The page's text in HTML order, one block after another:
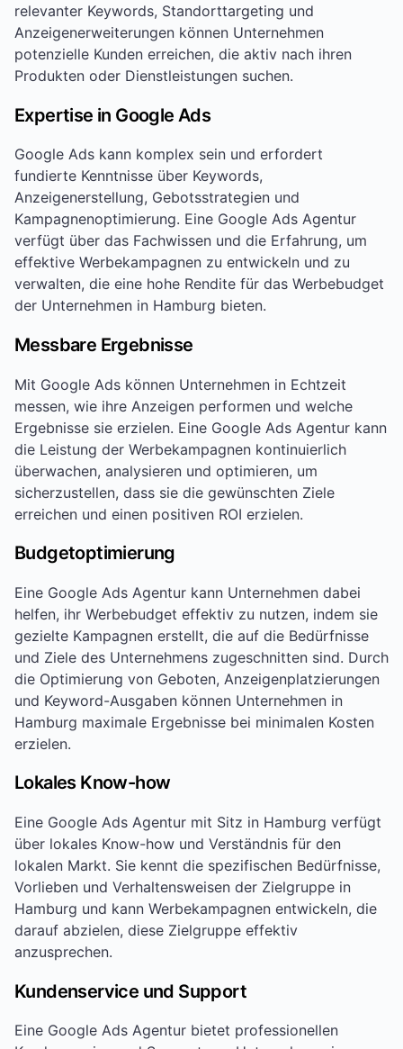
relevanter Keywords, Standorttargeting und
Anzeigenerweiterungen können Unternehmen
potenzielle Kunden erreichen, die aktiv nach ihren
Produkten oder Dienstleistungen suchen.
Expertise in Google Ads
Google Ads kann komplex sein und erfordert
fundierte Kenntnisse über Keywords,
Anzeigenerstellung, Gebotsstrategien und
Kampagnenoptimierung. Eine Google Ads Agentur
verfügt über das Fachwissen und die Erfahrung, um
effektive Werbekampagnen zu entwickeln und zu
verwalten, die eine hohe Rendite für das Werbebudget
der Unternehmen in Hamburg bieten.
Messbare Ergebnisse
Mit Google Ads können Unternehmen in Echtzeit
messen, wie ihre Anzeigen performen und welche
Ergebnisse sie erzielen. Eine Google Ads Agentur kann
die Leistung der Werbekampagnen kontinuierlich
überwachen, analysieren und optimieren, um
sicherzustellen, dass sie die gewünschten Ziele
erreichen und einen positiven ROI erzielen.
Budgetoptimierung
Eine Google Ads Agentur kann Unternehmen dabei
helfen, ihr Werbebudget effektiv zu nutzen, indem sie
gezielte Kampagnen erstellt, die auf die Bedürfnisse
und Ziele des Unternehmens zugeschnitten sind. Durch
die Optimierung von Geboten, Anzeigenplatzierungen
und Keyword-Ausgaben können Unternehmen in
Hamburg maximale Ergebnisse bei minimalen Kosten
erzielen.
Lokales Know-how
Eine Google Ads Agentur mit Sitz in Hamburg verfügt
über lokales Know-how und Verständnis für den
lokalen Markt. Sie kennt die spezifischen Bedürfnisse,
Vorlieben und Verhaltensweisen der Zielgruppe in
Hamburg und kann Werbekampagnen entwickeln, die
darauf abzielen, diese Zielgruppe effektiv
anzusprechen.
Kundenservice und Support
Eine Google Ads Agentur bietet professionellen